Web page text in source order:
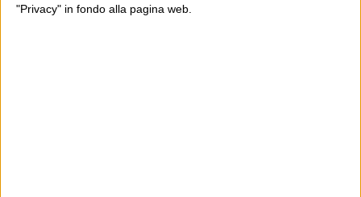
"Privacy" in fondo alla pagina web.